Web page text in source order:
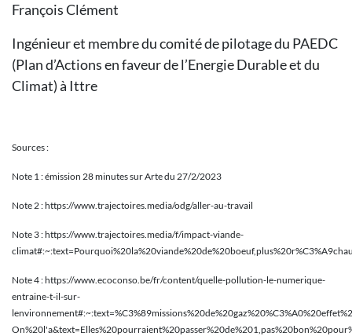
François Clément
Ingénieur et membre du comité de pilotage du PAEDC
(Plan d’Actions en faveur de l’Energie Durable et du
Climat) à Ittre
Sources :
Note 1 : émission 28 minutes sur Arte du 27/2/2023
Note 2 : https://www.trajectoires.media/odg/aller-au-travail
Note 3 : https://www.trajectoires.media/f/impact-viande-
Note 4 : https://www.ecoconso.be/fr/content/quelle-pollution-le-numerique-
entraine-t-il-sur-